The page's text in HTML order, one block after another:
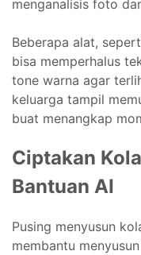
menganalisis foto
Beberapa alat,
bisa memperhalus
tone warna agar
keluarga tampil
buat menangkap
Ciptakan
Bantuan AI
Pusing menyusun
membantu